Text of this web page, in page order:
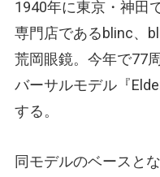
1940年に東京・神田
専門店であるblinc、
荒岡眼鏡。今年で77
バーサルモデル『
する。
同モデルのベースと